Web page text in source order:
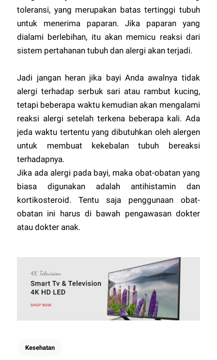
toleransi, yang merupakan batas tertinggi tubuh
untuk menerima paparan. Jika paparan yang
dialami berlebihan, itu akan memicu reaksi dari
sistem pertahanan tubuh dan alergi akan terjadi.
Jadi jangan heran jika bayi Anda awalnya tidak
alergi terhadap serbuk sari atau rambut kucing,
tetapi beberapa waktu kemudian akan mengalami
reaksi alergi setelah terkena beberapa kali. Ada
jeda waktu tertentu yang dibutuhkan oleh alergen
untuk membuat kekebalan tubuh bereaksi
terhadapnya.
Jika ada alergi pada bayi, maka obat-obatan yang
biasa digunakan adalah antihistamin dan
kortikosteroid. Tentu saja penggunaan obat-
obatan ini harus di bawah pengawasan dokter
atau dokter anak.
Kesehatan